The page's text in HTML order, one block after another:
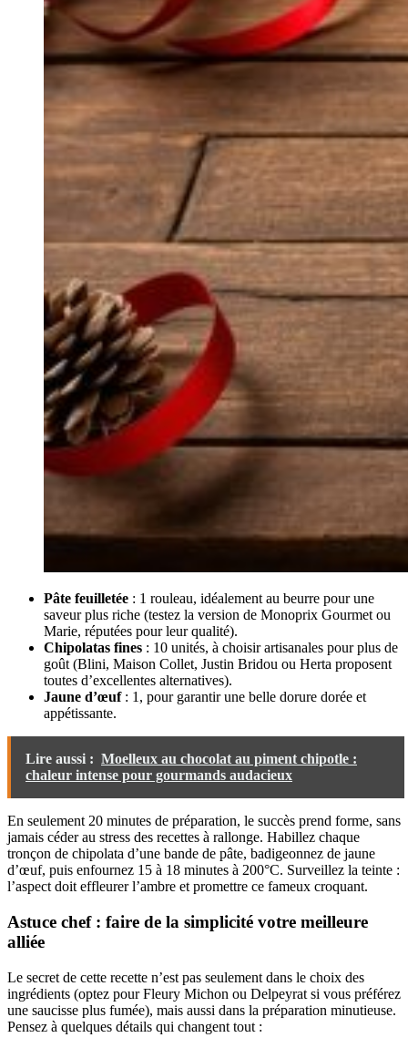
Pâte feuilletée : 1 rouleau, idéalement au beurre pour une
saveur plus riche (testez la version de Monoprix Gourmet ou
Marie, réputées pour leur qualité).
Chipolatas fines : 10 unités, à choisir artisanales pour plus de
goût (Blini, Maison Collet, Justin Bridou ou Herta proposent
toutes d’excellentes alternatives).
Jaune d’œuf: 1, pour garantir une belle dorure dorée et
appétissante.
Lire aussi : Moelleux au chocolat au piment chipotle :
chaleur intense pour gourmands audacieux
En seulement 20 minutes de préparation, le succès prend forme, sans
jamais céder au stress des recettes à rallonge. Habillez chaque
tronçon de chipolata d’une bande de pâte, badigeonnez de jaune
d’œuf, puis enfournez 15 à 18 minutes à 200°C. Surveillez la teinte :
l’aspect doit effleurer l’ambre et promettre ce fameux croquant.
Astuce chef : faire de la simplicité votre meilleure
alliée
Le secret de cette recette n’est pas seulement dans le choix des
ingrédients (optez pour Fleury Michon ou Delpeyrat si vous préférez
une saucisse plus fumée), mais aussi dans la préparation minutieuse.
Pensez à quelques détails qui changent tout :